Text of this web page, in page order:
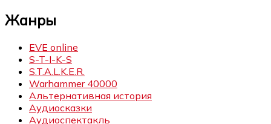
Жанры
EVE online
S-T-I-K-S
S.T.A.L.K.E.R.
Warhammer 40000
Альтернативная история
Аудиосказки
Аудиоспектакль